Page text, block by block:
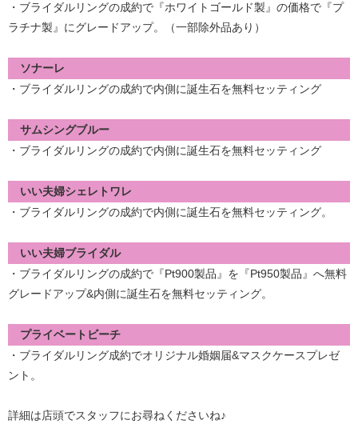
・ブライダルリングの成約で『ホワイトゴールド製』の価格で『プ
ラチナ製』にグレードアップ。（一部除外品あり）
ソナーレ
・ブライダルリングの成約で内側に誕生石を無料セッティング
サムシングブルー
・ブライダルリングの成約で内側に誕生石を無料セッティング
いい夫婦シェレトワレ
・ブライダルリングの成約で内側に誕生石を無料セッティング。
いい夫婦ブライダル
・ブライダルリングの成約で『Pt900製品』を『Pt950製品』へ無料
グレードアップ&内側に誕生石を無料セッティング。
プライベートビーチ
・ブライダルリング成約でオリジナル婚姻届&マスクケースプレゼ
ント。
詳細は店頭でスタッフにお尋ねくださいね♪